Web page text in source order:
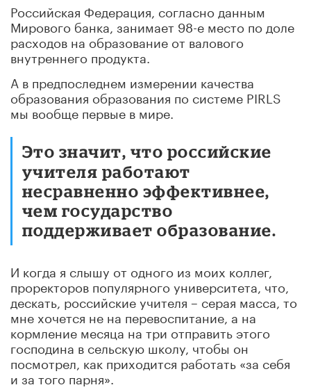
Российская Федерация, согласно данным
Мирового банка, занимает 98-е место по доле
расходов на образование от валового
внутреннего продукта.
А в предпоследнем измерении качества
образования образования по системе PIRLS
мы вообще первые в мире.
Это значит, что российские
учителя работают
несравненно эффективнее,
чем государство
поддерживает образование.
И когда я слышу от одного из моих коллег,
проректоров популярного университета, что,
дескать, российские учителя – серая масса, то
мне хочется не на перевоспитание, а на
кормление месяца на три отправить этого
господина в сельскую школу, чтобы он
посмотрел, как приходится работать «за себя
и за того парня».